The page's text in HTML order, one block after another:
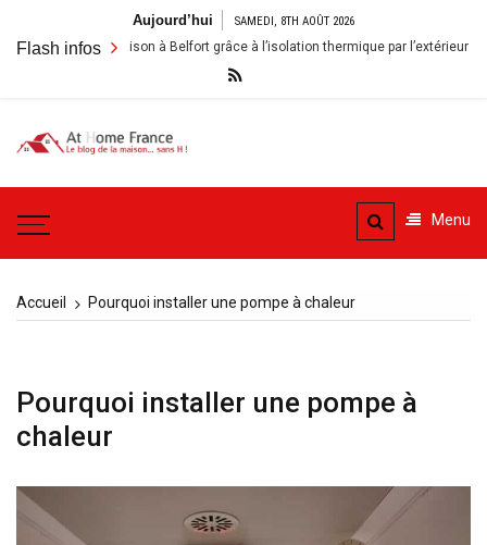
contenu
Aujourd’hui SAMEDI, 8TH AOÛT 2026
Flash infos
Rénover sa maison à Belfort grâce à l’isolation thermique par l’extérieur :
A la
Maison
France
H
Menu
Accueil Pourquoi installer une pompe à chaleur
Pourquoi installer une pompe à
chaleur